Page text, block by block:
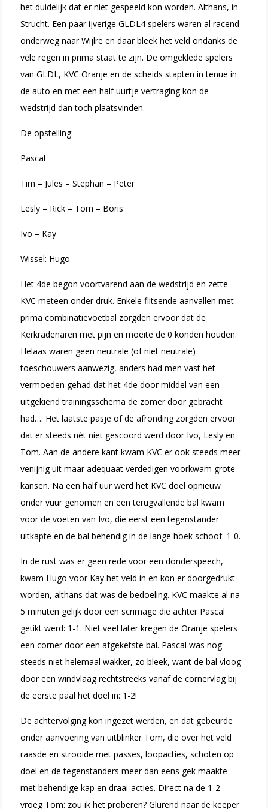
het duidelijk dat er niet gespeeld kon worden. Althans, in
Strucht. Een paar ijverige GLDL4 spelers waren al racend
onderweg naar Wijlre en daar bleek het veld ondanks de
vele regen in prima staat te zijn. De omgeklede spelers
van GLDL, KVC Oranje en de scheids stapten in tenue in
de auto en met een half uurtje vertraging kon de
wedstrijd dan toch plaatsvinden.
De opstelling:
Pascal
Tim – Jules – Stephan – Peter
Lesly – Rick – Tom – Boris
Ivo – Kay
Wissel: Hugo
Het 4de begon voortvarend aan de wedstrijd en zette
KVC meteen onder druk. Enkele flitsende aanvallen met
prima combinatievoetbal zorgden ervoor dat de
Kerkradenaren met pijn en moeite de 0 konden houden.
Helaas waren geen neutrale (of niet neutrale)
toeschouwers aanwezig, anders had men vast het
vermoeden gehad dat het 4de door middel van een
uitgekiend trainingsschema de zomer door gebracht
had…. Het laatste pasje of de afronding zorgden ervoor
dat er steeds nét niet gescoord werd door Ivo, Lesly en
Tom. Aan de andere kant kwam KVC er ook steeds meer
venijnig uit maar adequaat verdedigen voorkwam grote
kansen. Na een half uur werd het KVC doel opnieuw
onder vuur genomen en een terugvallende bal kwam
voor de voeten van Ivo, die eerst een tegenstander
uitkapte en de bal behendig in de lange hoek schoof: 1-0.
In de rust was er geen rede voor een donderspeech,
kwam Hugo voor Kay het veld in en kon er doorgedrukt
worden, althans dat was de bedoeling. KVC maakte al na
5 minuten gelijk door een scrimage die achter Pascal
getikt werd: 1-1. Niet veel later kregen de Oranje spelers
een corner door een afgeketste bal. Pascal was nog
steeds niet helemaal wakker, zo bleek, want de bal vloog
door een windvlaag rechtstreeks vanaf de cornervlag bij
de eerste paal het doel in: 1-2!
De achtervolging kon ingezet werden, en dat gebeurde
onder aanvoering van uitblinker Tom, die over het veld
raasde en strooide met passes, loopacties, schoten op
doel en de tegenstanders meer dan eens gek maakte
met behendige kap en draai-acties. Direct na de 1-2
vroeg Tom: zou ik het proberen? Glurend naar de keeper